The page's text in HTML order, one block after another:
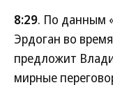
8:29. По данным
Эрдоган во
предложит
мирные